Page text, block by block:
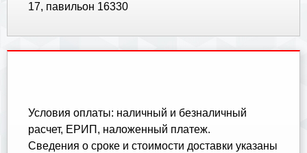
17, павильон 16330
Условия оплаты: наличный и безналичный
расчет, ЕРИП, наложенный платеж.
Cведения о сроке и стоимости доставки указаны